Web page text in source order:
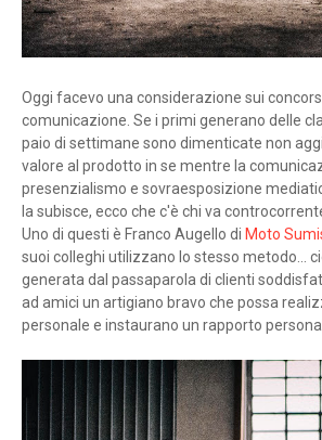
Oggi facevo una considerazione sui
comunicazione. Se i primi generano delle
paio di settimane sono dimenticate non
valore al prodotto in se mentre la
presenzialismo e sovraesposizione
la subisce, ecco che c'è chi va
Uno di questi è Franco Augello di Moto
suoi colleghi utilizzano lo stesso metodo...
generata dal passaparola di clienti
ad amici un artigiano bravo che possa
personale e instaurano un rapporto